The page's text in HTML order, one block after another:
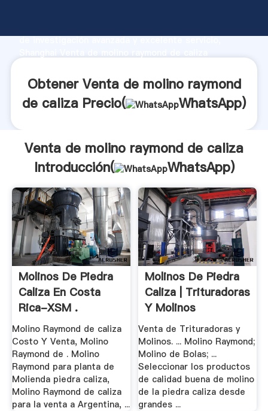
de investigación avanzada y excelente servicio,
clientes.
Obtener Venta de molino raymond
de caliza Precio(
WhatsApp)
Venta de molino raymond de caliza
Introducción(
WhatsApp)
Molinos De Piedra
Caliza En Costa
Rica-XSM .
Molino Raymond de caliza
Costo Y Venta, Molino
Raymond de . Molino
Raymond para planta de
Molienda piedra caliza,
Molino Raymond de caliza
para la venta a Argentina, ...
Molinos De Piedra
Caliza | Trituradoras
Y Molinos
Venta de Trituradoras y
Molinos. ... Molino Raymond;
Molino de Bolas; ...
Seleccionar los productos
de calidad buena de molino
de la piedra caliza desde
grandes ...